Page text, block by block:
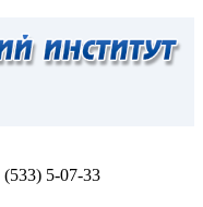
(533) 5-07-33